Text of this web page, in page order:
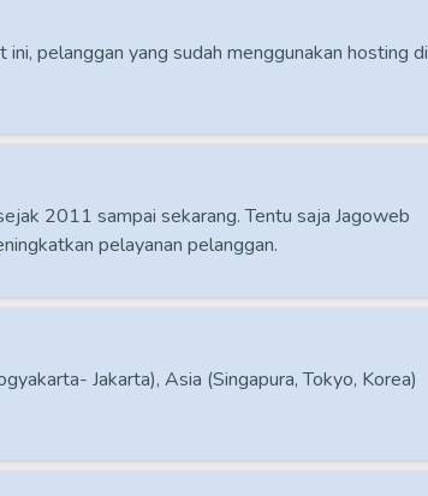
pelanggan yang sudah menggunakan hosting di
2011 sampai sekarang. Tentu saja Jagoweb
pelayanan pelanggan.
Jakarta), Asia (Singapura, Tokyo, Korea)